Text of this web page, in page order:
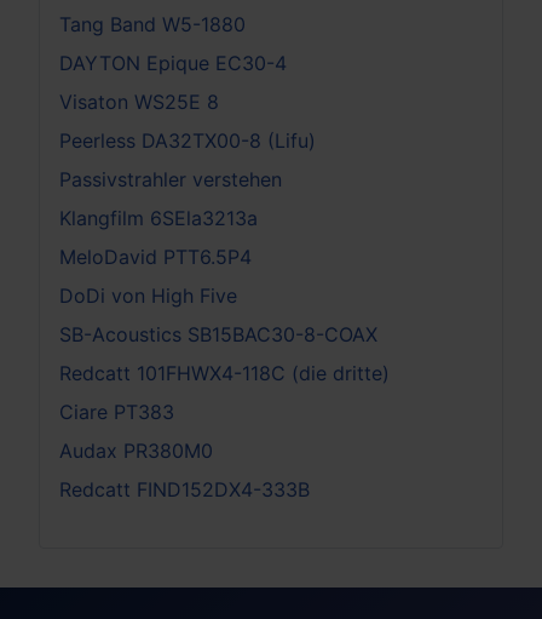
Tang Band W5-1880
DAYTON Epique EC30-4
Visaton WS25E 8
Peerless DA32TX00-8 (Lifu)
Passivstrahler verstehen
Klangfilm 6SEla3213a
MeloDavid PTT6.5P4
DoDi von High Five
SB-Acoustics SB15BAC30-8-COAX
Redcatt 101FHWX4-118C (die dritte)
Ciare PT383
Audax PR380M0
Redcatt FIND152DX4-333B